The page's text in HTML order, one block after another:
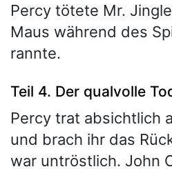
Percy tötete Mr.
Maus während des
rannte.
Teil 4. Der qualvolle
Percy trat absichtlich
und brach ihr das
war untröstlich. John